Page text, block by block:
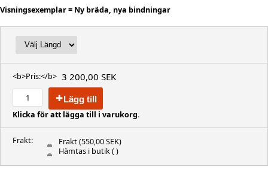
Visningsexemplar = Ny bräda, nya bindningar
<b>Pris:</b> 3 200,00 SEK
Lägg till
Klicka för att lägga till i varukorg.
Frakt: Frakt(550,00 SEK)
Hämtas i butik( )